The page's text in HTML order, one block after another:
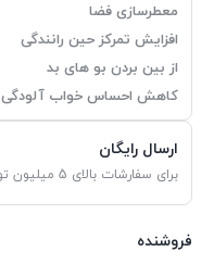
معطرسازی فضا
افزایش تمرکز حین رانندگی
از بین بردن بو های بد
کاهش احساس خواب آلودگی
ارسال رایگان
برای سفارشات بالای 5 میلیون تومان
فروشنده